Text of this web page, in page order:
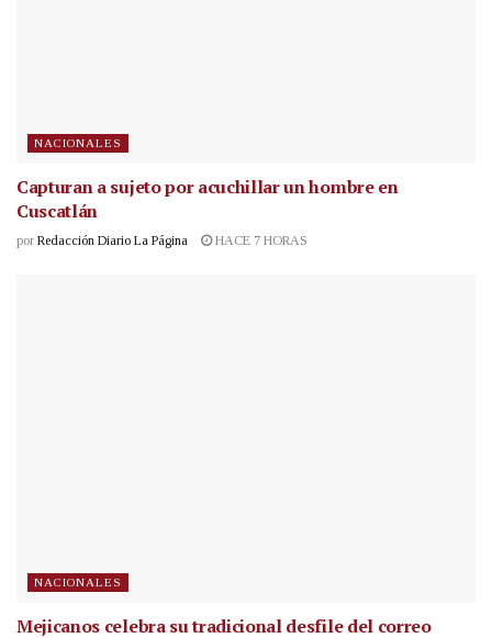
NACIONALES
Capturan a sujeto por acuchillar un hombre en
Cuscatlán
por Redacción Diario La Página HACE 7 HORAS
NACIONALES
Mejicanos celebra su tradicional desfile del correo